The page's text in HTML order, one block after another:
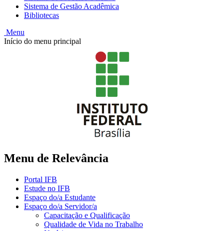
Sistema de Gestão Acadêmica
Bibliotecas
Menu
Início do menu principal
Menu de Relevância
Portal IFB
Estude no IFB
Espaço do/a Estudante
Espaço do/a Servidor/a
Capacitação e Qualificação
Qualidade de Vida no Trabalho